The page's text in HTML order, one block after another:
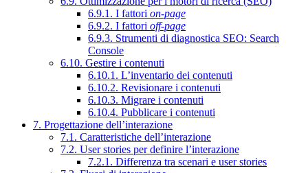
6.9.1. I fattori on-page
6.9.2. I fattori off-page
6.9.3. Strumenti di diagnostica SEO: Search
Console
6.10. Gestire i contenuti
6.10.1. L’inventario dei contenuti
6.10.2. Revisionare i contenuti
6.10.3. Migrare i contenuti
6.10.4. Pubblicare i contenuti
7. Progettazione dell’interazione
7.1. Caratteristiche dell’interazione
7.2. User stories per definire l’interazione
7.2.1. Differenza tra scenari e user stories